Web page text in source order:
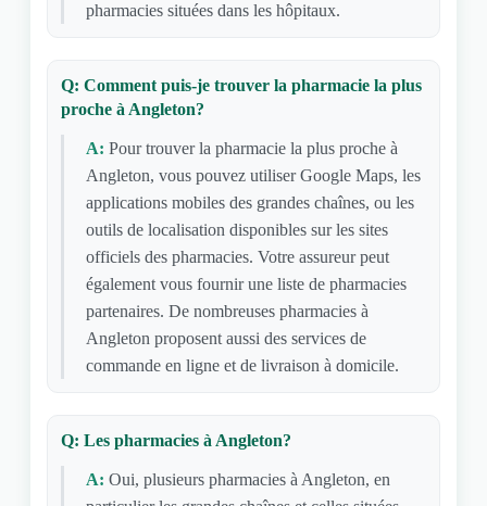
pharmacies situées dans les hôpitaux.
Q: Comment puis-je trouver la pharmacie la plus
proche à Angleton?
A: Pour trouver la pharmacie la plus proche à
Angleton, vous pouvez utiliser Google Maps, les
applications mobiles des grandes chaînes, ou les
outils de localisation disponibles sur les sites
officiels des pharmacies. Votre assureur peut
également vous fournir une liste de pharmacies
partenaires. De nombreuses pharmacies à
Angleton proposent aussi des services de
commande en ligne et de livraison à domicile.
Q: Les pharmacies à Angleton?
A: Oui, plusieurs pharmacies à Angleton, en